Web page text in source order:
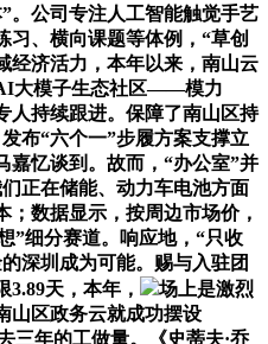
。公司专注人工智能触觉手艺
习、横向课题等体例，“草创
经济活力，本年以来，南山云
大模子生态社区——模力
人持续跟进。保障了南山区持
布“六个一”步履方案支撑立
嘉忆谈到。故而，“办公室”并
正在储能、动力车电池方面
数据显示，按周边市场价，
”细分赛道。响应地，“只收
深圳成为可能。赐与入驻团
天，本年，
场上是激烈
山区政务云就成功摆设
三年的工做量。《史蒂夫·乔